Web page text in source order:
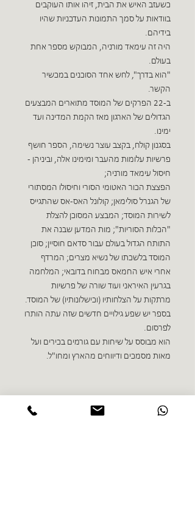
כשעזב האיש את הבית, זיהו אותו העוקבים
בוודאות על סמך התמונות העדכניות שהיו
בידיהם.
היה זה עימאד מורניה, המבוקש מספר אחת
בעולם.
"הוא בדרך", לחש אחד הסוכנים במכשיר
הקשר.
ב-22 הפרקים של המוסד מתוארים המבצעים
הגדולים של הארגון מאז הקמת המדינה ועד
ימינו.
בסגנון קולח, בקצב עוצר נשימה, הספר חושף
פרשיות עלומות מהעבר ומימינו אלה, וביניהן -
חיסול עימאד מורניה;
הפצצת הכור האטומי הסורי וחיסולו המסתורי
של הגנרל סולימאן; קולונל האס-אס שהתגייס
לשירות המוסד; המבצע המסוכן להצלת
"הכלות הסוריות"; מות המדען שבנה את
התותח הגדול בעולם עבור סדאם חוסיין; סוכן
המוסד בלשכתו של נשיא מצרים; המרדף
אחרי איש החמאס מבחוח בדובאי; המלחמה
בגרעין האיראני ועוד שורה של פרשיות
מרתקות על הצלחותיו (וכישלונותיו) של המוסד.
בספר יש שפע גילויים חדשים שזה עתה הותרו
לפרסום.
הוא מבוסס על שיחות עם גורמים בכירים ועל
מאות מסמכים ודיווחים מהארץ ומחו"ל.
ספרים נוספים בז'אנר